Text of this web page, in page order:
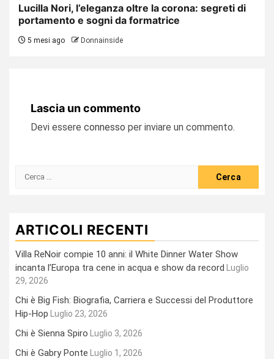
Lucilla Nori, l’eleganza oltre la corona: segreti di
portamento e sogni da formatrice
5 mesi ago Donnainside
Lascia un commento
Devi essere connesso per inviare un commento.
Ricerca
ARTICOLI RECENTI
Villa ReNoir compie 10 anni: il White Dinner Water Show
incanta l’Europa tra cene in acqua e show da record
Luglio
29, 2026
Chi è Big Fish: Biografia, Carriera e Successi del Produttore
Hip-Hop
Luglio 23, 2026
Chi è Sienna Spiro Luglio 3, 2026
Chi è Gabry Ponte Luglio 1, 2026